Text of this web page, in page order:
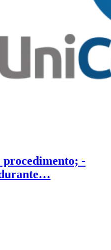
procedimento; -